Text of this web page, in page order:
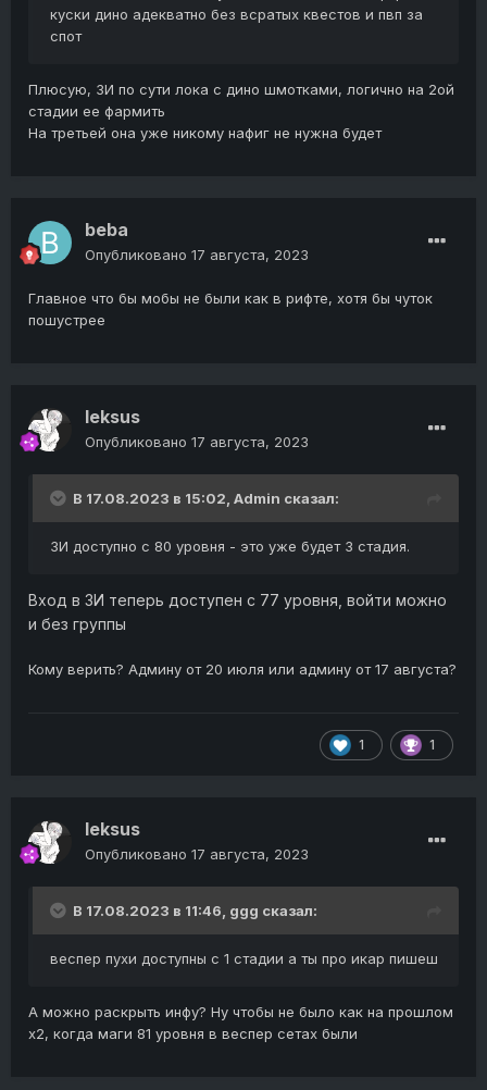
куски дино адекватно без всратых квестов и пвп за
спот
Плюсую, ЗИ по сути лока с дино шмотками, логично на 2ой
стадии ее фармить
На третьей она уже никому нафиг не нужна будет
beba
Опубликовано 17 августа, 2023
Главное что бы мобы не были как в рифте, хотя бы чуток
пошустрее
leksus
Опубликовано 17 августа, 2023
В 17.08.2023 в 15:02, Admin сказал:
ЗИ доступно с 80 уровня - это уже будет 3 стадия.
Вход в ЗИ теперь доступен с 77 уровня, войти можно
и без группы
Кому верить? Админу от 20 июля или админу от 17 августа?
1 1
leksus
Опубликовано 17 августа, 2023
В 17.08.2023 в 11:46, ggg сказал:
веспер пухи доступны с 1 стадии а ты про икар пишеш
А можно раскрыть инфу? Ну чтобы не было как на прошлом
х2, когда маги 81 уровня в веспер сетах были